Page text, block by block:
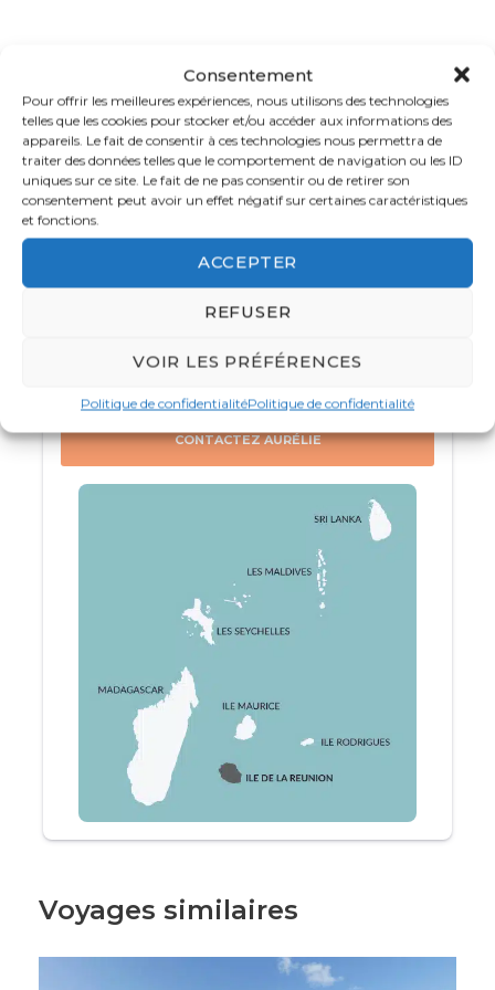
Consentement
Pour offrir les meilleures expériences, nous utilisons des technologies
telles que les cookies pour stocker et/ou accéder aux informations des
appareils. Le fait de consentir à ces technologies nous permettra de
traiter des données telles que le comportement de navigation ou les ID
uniques sur ce site. Le fait de ne pas consentir ou de retirer son
consentement peut avoir un effet négatif sur certaines caractéristiques
et fonctions.
ACCEPTER
REFUSER
VOIR LES PRÉFÉRENCES
Politique de confidentialitéPolitique de confidentialité
Votre spécialiste Océan Indien
Du lundi au vendredi de 8h
CONTACTEZ AURÉLIE
découvertes culturelles ou d’activités nautiques,
cethôtel à La Réunionoffre tout le confort
pour desvacances inoubliables. Profitez des
plages, explorez lespaysages uniques de La
Réunion, et plongez dans laculture créole
pour unséjoursous le signe dusoleil, de
l’aventureet de ladétente.
Pour unséjour Île de La Réunion, l’hôtel Le
Récif Saint-Gilles-les-Bains, Ile de la Réunion,
dépaysant, idéal pour découvrir toutes les
merveilles de l’île.
Réunion, unhôtel 3 étoiles
, sur la côte ouest de l’
, est le lieu idéal pour un
balnéaire. Niché au bord du
l’Ermitage, l’une des plus belles
Réunion, cet hôtel offre un cadre idyllique avec
L’Hôtel Le Récif, Saint Gilles les Bains, Ile de
La Réunion, se distingue par son architecture
traditionnelle créole et coloniale. Ses
Voyages similaires